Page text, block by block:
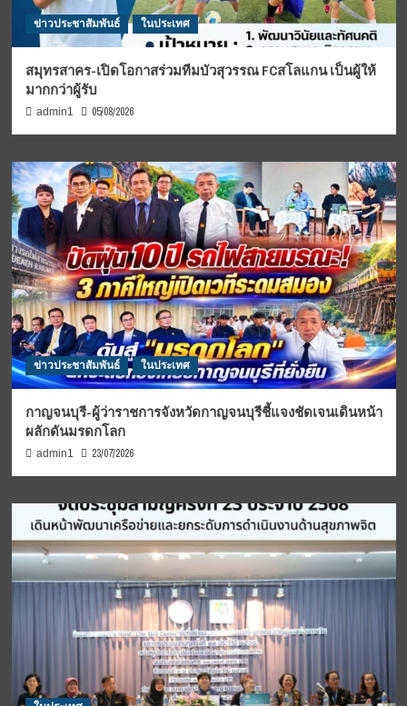
ข่าวประชาสัมพันธ์ ในประเทศ
สมุทรสาคร-เปิดโอกาสร่วมทีมบัวสุวรรณ FCสโลแกน เป็นผู้ให้
มากกว่าผู้รับ
admin1 05/08/2026
ข่าวประชาสัมพันธ์ ในประเทศ
กาญจนบุรี-ผู้ว่าราชการจังหวัดกาญจนบุรีชี้แจงชัดเจนเดินหน้า
ผลักดันมรดกโลก
admin1 23/07/2026